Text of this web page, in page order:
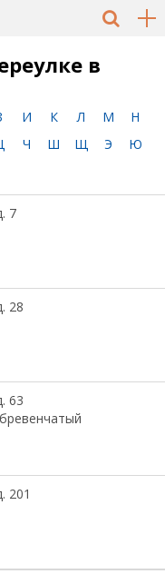
в
И К Л М
Н
Ч Ш Щ Э
Ю
7
28
63
201